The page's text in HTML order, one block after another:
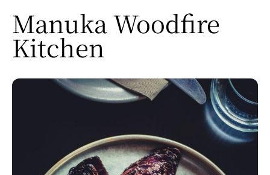
Manuka Woodfire
Kitchen